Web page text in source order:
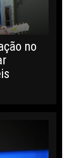
no